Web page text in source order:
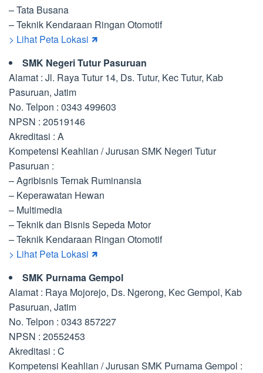
– Tata Busana
– Teknik Kendaraan Ringan Otomotif
> Lihat Peta Lokasi 🡽
SMK Negeri Tutur Pasuruan
Alamat : Jl. Raya Tutur 14, Ds. Tutur, Kec Tutur, Kab
Pasuruan, Jatim
No. Telpon : 0343 499603
NPSN : 20519146
Akreditasi : A
Kompetensi Keahlian / Jurusan SMK Negeri Tutur
Pasuruan :
– Agribisnis Ternak Ruminansia
– Keperawatan Hewan
– Multimedia
– Teknik dan Bisnis Sepeda Motor
– Teknik Kendaraan Ringan Otomotif
> Lihat Peta Lokasi 🡽
SMK Purnama Gempol
Alamat : Raya Mojorejo, Ds. Ngerong, Kec Gempol, Kab
Pasuruan, Jatim
No. Telpon : 0343 857227
NPSN : 20552453
Akreditasi : C
Kompetensi Keahlian / Jurusan SMK Purnama Gempol :